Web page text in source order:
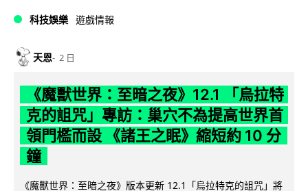
科技娛樂 遊戲情報
天恩 2 日
《魔獸世界：至暗之夜》12.1 「烏拉特
克的詛咒」專訪：巢穴不為提高世界首
領門檻而設 《諸王之眠》縮短約 10 分
鐘
《魔獸世界：至暗之夜》版本更新 12.1「烏拉特克的詛咒」將